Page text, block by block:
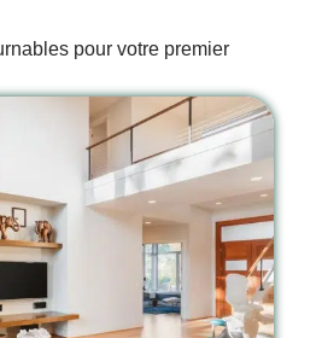
pour votre premier